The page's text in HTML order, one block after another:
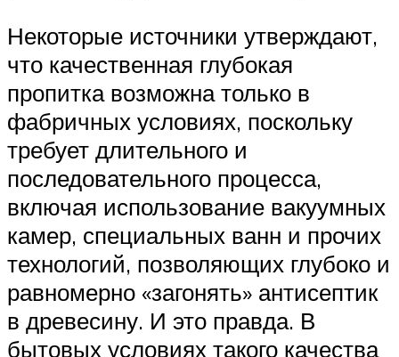
Некоторые источники утверждают,
что качественная глубокая
пропитка возможна только в
фабричных условиях, поскольку
требует длительного и
последовательного процесса,
включая использование вакуумных
камер, специальных ванн и прочих
технологий, позволяющих глубоко и
равномерно «загонять» антисептик
в древесину. И это правда. В
бытовых условиях такого качества